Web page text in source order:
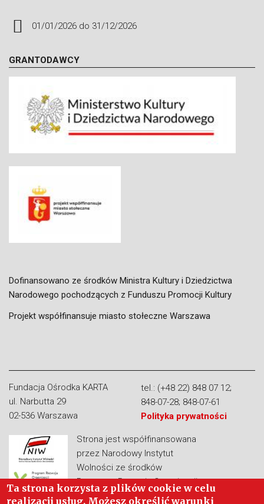
01/01/2026 do 31/12/2026
GRANTODAWCY
Dofinansowano ze środków Ministra Kultury i Dziedzictwa
Narodowego pochodzących z Funduszu Promocji Kultury
Projekt współfinansuje miasto stołeczne Warszawa
Fundacja Ośrodka KARTA
ul. Narbutta 29
02-536 Warszawa
tel.: (+48 22) 848 07 12;
848-07-28; 848-07-61
Polityka prywatności
Strona jest współfinansowana
przez Narodowy Instytut
Wolności ze środków
Programu Rozwoju Organizacji
Obywatelskich na lata 2018 –
Ta strona korzysta z plików cookie w celu
realizacji usług. Możesz określić warunki